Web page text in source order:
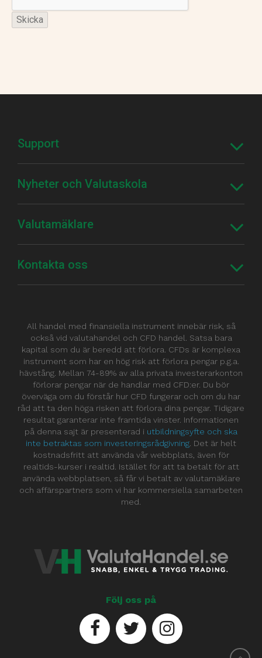
Support
Nyheter och Valutaskola
Valutamäklare
Kontakta oss
All handel med finansiella instrument innebär risk, så
också vid valutahandel och CFD handel. Satsa bara
kapital som du är beredd att förlora. CFDs är komplexa
instrument som har en hög risk att förlora pengar p.g.a.
hävstång. Mellan 74-89% av alla privata investerarkonton
förlorar pengar när de handlar med CFD:er. Du bör
överväga om du förstår hur CFD fungerar och om du har
råd att ta den höga risken att förlora dina pengar. Tidigare
resultat garanterar inte framtida vinster. Informationen
på denna sajt är presenterad i utbildningsyfte och ska
inte betraktas som investeringsrådgivning . Det är helt
kostnadsfritt att använda vår webbplats, även för
realtids-kurser i realtid. Istället för att ta betalt för att
använda webbplatsen, så får vi betalt av valutamäklare
och affärspartners som vi har kommersiella samarbeten
med.
Följ oss på